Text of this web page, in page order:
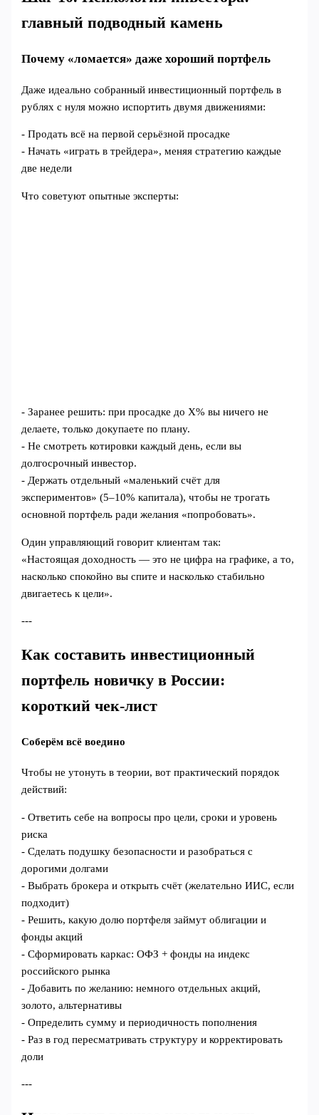
главный подводный камень
Почему «ломается» даже хороший портфель
Даже идеально собранный инвестиционный портфель в
рублях с нуля можно испортить двумя движениями:
- Продать всё на первой серьёзной просадке
- Начать «играть в трейдера», меняя стратегию каждые
две недели
Что советуют опытные эксперты:
- Заранее решить: при просадке до X% вы ничего не
делаете, только докупаете по плану.
- Не смотреть котировки каждый день, если вы
долгосрочный инвестор.
- Держать отдельный «маленький счёт для
экспериментов» (5–10% капитала), чтобы не трогать
основной портфель ради желания «попробовать».
Один управляющий говорит клиентам так:
«Настоящая доходность — это не цифра на графике, а то,
насколько спокойно вы спите и насколько стабильно
двигаетесь к цели».
---
Как составить инвестиционный
портфель новичку в России:
короткий чек‑лист
Соберём всё воедино
Чтобы не утонуть в теории, вот практический порядок
действий:
- Ответить себе на вопросы про цели, сроки и уровень
риска
- Сделать подушку безопасности и разобраться с
дорогими долгами
- Выбрать брокера и открыть счёт (желательно ИИС, если
подходит)
- Решить, какую долю портфеля займут облигации и
фонды акций
- Сформировать каркас: ОФЗ + фонды на индекс
российского рынка
- Добавить по желанию: немного отдельных акций,
золото, альтернативы
- Определить сумму и периодичность пополнения
- Раз в год пересматривать структуру и корректировать
доли
---